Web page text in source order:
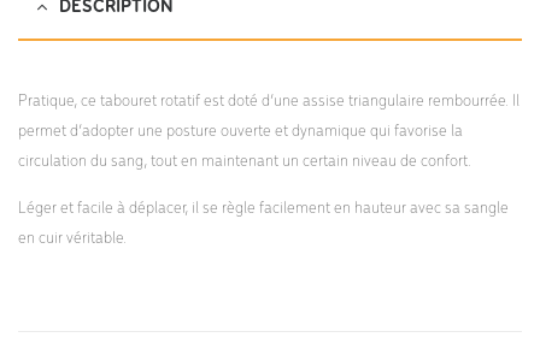
DESCRIPTION
Pratique, ce tabouret rotatif est doté d’une assise triangulaire rembourrée. Il
permet d’adopter une posture ouverte et dynamique qui favorise la
circulation du sang, tout en maintenant un certain niveau de confort.
Léger et facile à déplacer, il se règle facilement en hauteur avec sa sangle
en cuir véritable.